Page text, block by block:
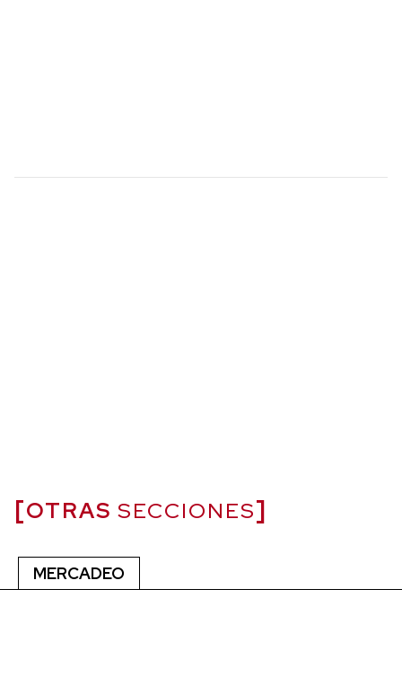
OTRAS SECCIONES
MERCADEO